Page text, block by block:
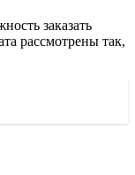
заказать
рассмотрены так,